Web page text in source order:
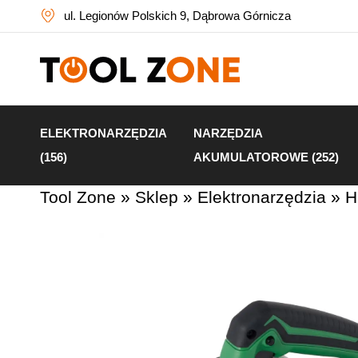
ul. Legionów Polskich 9, Dąbrowa Górnicza
ELEKTRONARZĘDZIA
(156)
NARZĘDZIA
AKUMULATOROWE (252)
Tool Zone » Sklep » Elektronarzędzia »